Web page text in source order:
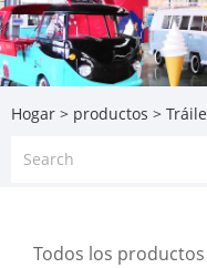
Hogar > productos >
Todos los productos